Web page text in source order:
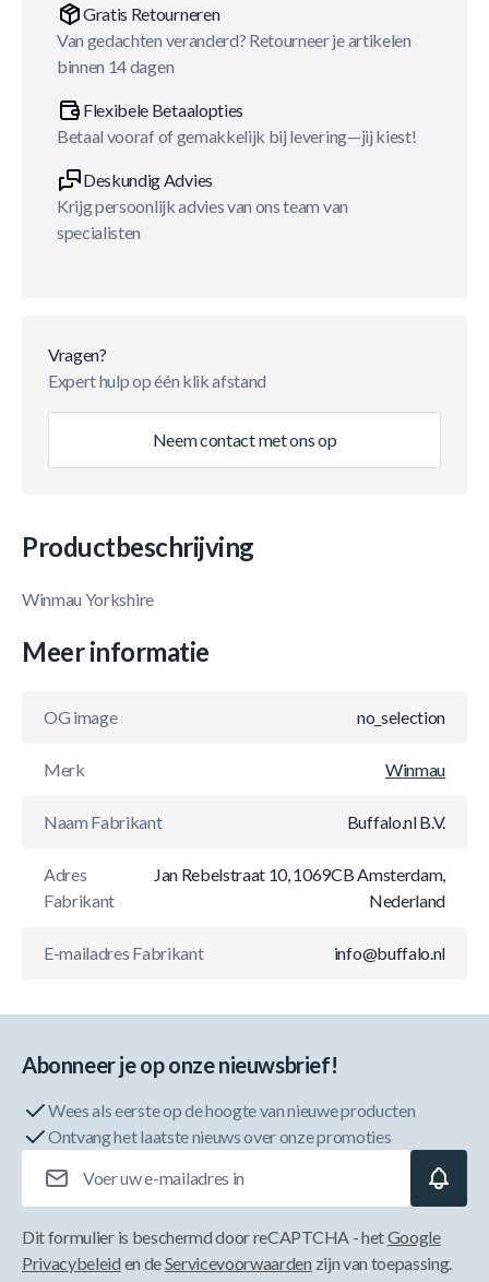
Gratis Retourneren
Van gedachten veranderd? Retourneer je artikelen
binnen 14 dagen
Flexibele Betaalopties
Betaal vooraf of gemakkelijk bij levering—jij kiest!
Deskundig Advies
Krijg persoonlijk advies van ons team van
specialisten
Vragen?
Expert hulp op één klik afstand
Neem contact met ons op
Productbeschrijving
Winmau Yorkshire
Meer informatie
OG image no_selection
Merk Winmau
Naam Fabrikant Buffalo.nl B.V.
Adres
Fabrikant
Jan Rebelstraat 10, 1069CB Amsterdam,
Nederland
E-mailadres Fabrikant info@buffalo.nl
Abonneer je op onze nieuwsbrief!
Wees als eerste op de hoogte van nieuwe producten
Ontvang het laatste nieuws over onze promoties
Dit formulier is beschermd door reCAPTCHA - hetGoogle
Privacybeleid en deServicevoorwaarden zijn van toepassing.